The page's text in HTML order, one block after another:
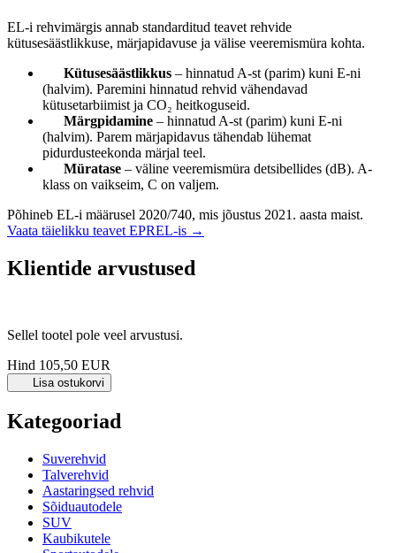
EL-i rehvimärgis annab standarditud teavet rehvide
kütusesäästlikkuse, märjapidavuse ja välise veeremismüra kohta.
Kütusesäästlikkus – hinnatud A-st (parim) kuni E-ni
(halvim). Paremini hinnatud rehvid vähendavad
kütusetarbiimist ja CO₂ heitkoguseid.
Märgpidamine – hinnatud A-st (parim) kuni E-ni
(halvim). Parem märjapidavus tähendab lühemat
pidurdusteekonda märjal teel.
Müratase – väline veeremismüra detsibellides (dB). A-
klass on vaikseim, C on valjem.
Põhineb EL-i määrusel 2020/740, mis jõustus 2021. aasta maist.
Vaata täielikku teavet EPREL-is →
Klientide arvustused
Sellel tootel pole veel arvustusi.
Hind 105,50 EUR
Lisa ostukorvi
Kategooriad
Suverehvid
Talverehvid
Aastaringsed rehvid
Sõiduautodele
SUV
Kaubikutele